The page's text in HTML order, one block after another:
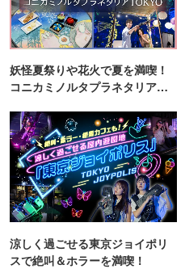
妖怪夏祭りや花火で夏を満喫！
コニカミノルタプラネタリア
涼しく過ごせる東京ジョイポリ
スで絶叫＆ホラーを満喫！